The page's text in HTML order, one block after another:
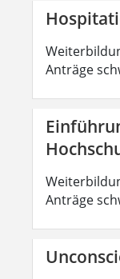
Anträge
Anträge